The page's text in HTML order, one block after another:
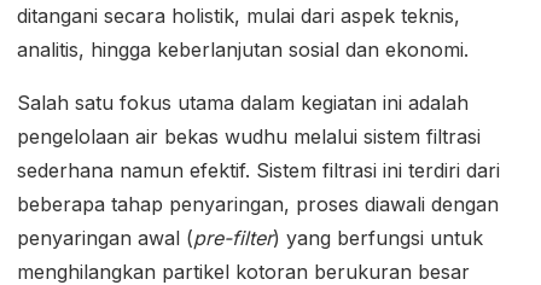
ditangani secara holistik, mulai dari aspek teknis,
analitis, hingga keberlanjutan sosial dan ekonomi.
Salah satu fokus utama dalam kegiatan ini adalah
pengelolaan air bekas wudhu melalui sistem filtrasi
sederhana namun efektif. Sistem filtrasi ini terdiri dari
beberapa tahap penyaringan, proses diawali dengan
penyaringan awal (pre-filter) yang berfungsi untuk
menghilangkan partikel kotoran berukuran besar